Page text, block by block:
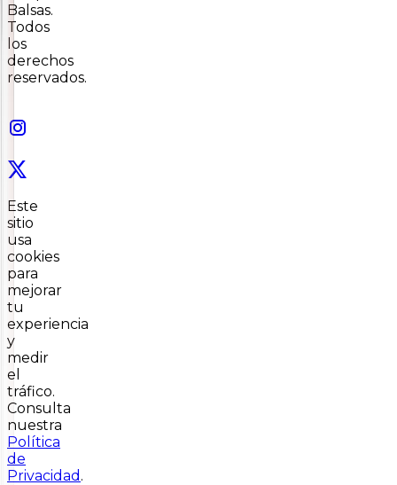
Balsas.
Todos
los
derechos
reservados.
Este
sitio
usa
cookies
para
mejorar
tu
experiencia
y
medir
el
tráfico.
Consulta
nuestra
Política
de
Privacidad .